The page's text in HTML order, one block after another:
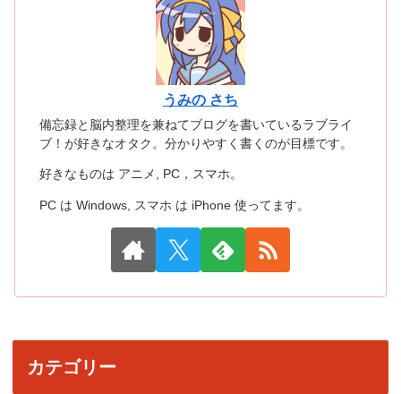
うみの さち
備忘録と脳内整理を兼ねてブログを書いているラブライ
ブ！が好きなオタク。分かりやすく書くのが目標です。
好きなものは アニメ, PC，スマホ。
PC は Windows, スマホ は iPhone 使ってます。
カテゴリー